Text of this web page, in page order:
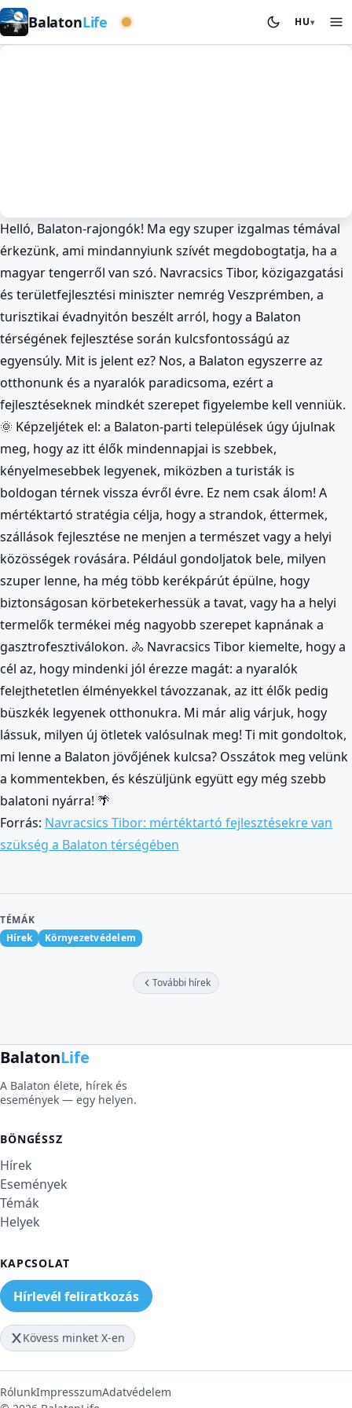
BalatonLife Nyugati medence HU▾
Környezetvédelem
Navracsics Tibor: Egyensúly a
Balaton Fejlődésében! 🌊
BalatonLife 2026. Feb 5.
Helló, Balaton-rajongók! Ma egy szuper izgalmas témával
érkezünk, ami mindannyiunk szívét megdobogtatja, ha a
magyar tengerről van szó. Navracsics Tibor, közigazgatási
és területfejlesztési miniszter nemrég Veszprémben, a
turisztikai évadnyitón beszélt arról, hogy a Balaton
térségének fejlesztése során kulcsfontosságú az
egyensúly. Mit is jelent ez? Nos, a Balaton egyszerre az
otthonunk és a nyaralók paradicsoma, ezért a
fejlesztéseknek mindkét szerepet figyelembe kell venniük.
🌞 Képzeljétek el: a Balaton-parti települések úgy újulnak
meg, hogy az itt élők mindennapjai is szebbek,
kényelmesebbek legyenek, miközben a turisták is
boldogan térnek vissza évről évre. Ez nem csak álom! A
mértéktartó stratégia célja, hogy a strandok, éttermek,
szállások fejlesztése ne menjen a természet vagy a helyi
közösségek rovására. Például gondoljatok bele, milyen
szuper lenne, ha még több kerékpárút épülne, hogy
biztonságosan körbetekerhessük a tavat, vagy ha a helyi
termelők termékei még nagyobb szerepet kapnának a
gasztrofesztiválokon. 🚴 Navracsics Tibor kiemelte, hogy a
cél az, hogy mindenki jól érezze magát: a nyaralók
felejthetetlen élményekkel távozzanak, az itt élők pedig
büszkék legyenek otthonukra. Mi már alig várjuk, hogy
lássuk, milyen új ötletek valósulnak meg! Ti mit gondoltok,
mi lenne a Balaton jövőjének kulcsa? Osszátok meg velünk
a kommentekben, és készüljünk együtt egy még szebb
balatoni nyárra! 🌴
Forrás: Navracsics Tibor: mértéktartó fejlesztésekre van
szükség a Balaton térségében
TÉMÁK
Hírek
Környezetvédelem
További hírek
BalatonLife
A Balaton élete, hírek és
események — egy helyen.
BÖNGÉSSZ
Hírek
Események
Témák
Helyek
KAPCSOLAT
Hírlevél feliratkozás
Kövess minket X-en
RólunkImpresszumAdatvédelem